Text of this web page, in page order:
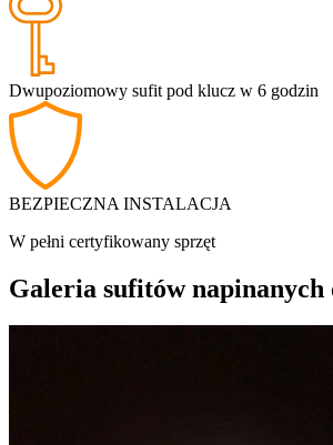
Dwupoziomowy sufit pod klucz w 6 godzin
BEZPIECZNA INSTALACJA
W pełni certyfikowany sprzęt
Galeria sufitów napinanych